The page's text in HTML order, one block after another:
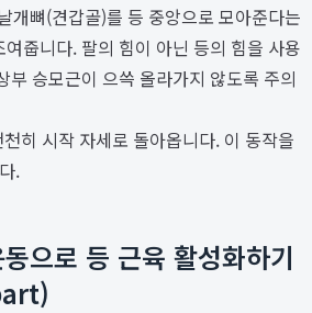
개뼈(견갑골)를 등 중앙으로 모아준다는
줍니다. 팔의 힘이 아닌 등의 힘을 사용
부 승모근이 으쓱 올라가지 않도록 주의
히 시작 자세로 돌아옵니다. 이 동작을
.
으로 등 근육 활성화하기